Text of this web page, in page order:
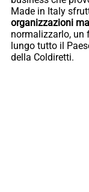
Made in Italy
organizzazioni
normalizzarlo, un
lungo tutto il
della Coldiretti.